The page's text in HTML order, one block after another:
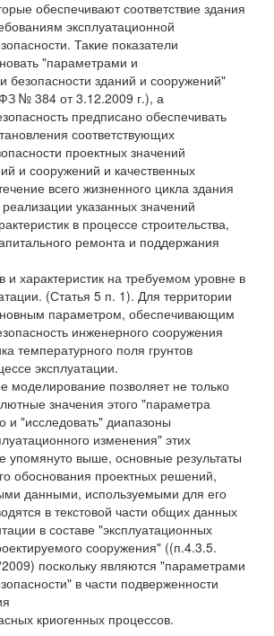
обеспечивают соответствие здания
эксплуатационной
Такие показатели
"параметрами и
безопасности зданий и сооружений"
№ 384 от 3.12.2009 г.), а
предписано обеспечивать
соответствующих
проектных значений
и сооружений и качественных
всего жизненного цикла здания
указанных значений
в процессе строительства,
ремонта и поддержания
и характеристик на требуемом уровне в
(Статья 5 п. 1). Для территории
параметром, обеспечивающим
инженерного сооружения
температурного поля грунтов
эксплуатации.
моделирование позволяет не только
значения этого "параметра
и "исследовать" диапазоны
изменения" этих
упомянуто выше, основные результаты
обоснования проектных решений,
данными, используемыми для его
в текстовой части общих данных
в составе "эксплуатационных
сооружения" ((п.4.3.5.
поскольку являются "параметрами
в части подверженности
криогенных процессов.